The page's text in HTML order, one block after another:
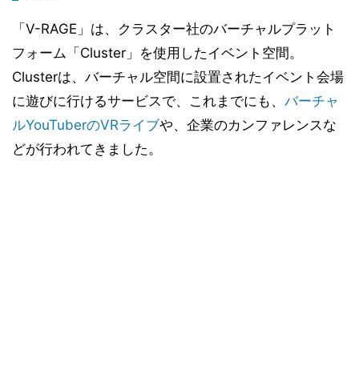
「V-RAGE」は、クラスター社のバーチャルプラット
フォーム「Cluster」を使用したイベント空間。
Clusterは、バーチャル空間に設置されたイベント会場
に遊びに行けるサービスで、これまでにも、 バーチャ
ルYouTuberのVRライブや、企業のカンファレンスな
どが行われてきました。